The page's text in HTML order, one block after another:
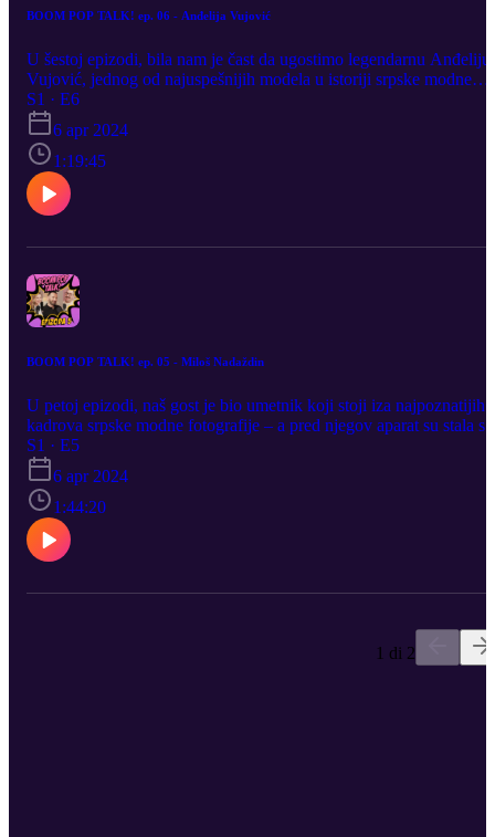
BOOM POP TALK! ep. 06 - Anđelija Vujović
U šestoj epizodi, bila nam je čast da ugostimo legendarnu Anđeliju
Vujović, jednog od najuspešnijih modela u istoriji srpske modne
scene. Ona je “kraljica transformacije”, radivši sa svim značajnim
dizajnerima i fotografima. Anđelija nas je zarazila svojom
pozitivnom energijom, ali nas je i iznenadila mnogim otkrićima
na primer, činjenicom da obožava heavy metal, tompuse i video-
igre! Osim toga, Anđelija nam je otkrila svoju životnu filozofiju,
kako je manekenstvo izgledalo nekad, a kako danas, ali i kako se
nosi sa svime što savremeno doba donosi.
S1 · E6
6 apr 2024
1:19:45
BOOM POP TALK! ep. 05 - Miloš Nadaždin
U petoj epizodi, naš gost je bio umetnik koji stoji iza najpoznatijih
kadrova srpske modne fotografije – a pred njegov aparat su stala
najveća imena domaće javne scene. Uživali smo u razgovoru sa
Milošem Nadaždinom, fotografom, videografom i art direktorom sa
zavidnom karijerom. Miloš se osvrnuo na svoj jedinstveni karijerni
put i sve ono što je pritom naučio – otkrio nam je kako je razvio
prepoznatljiv stil fotografije, kako izgleda saradnja sa najvećim
regionalnim zvezdama, a kako saradnja sa holivudskim glumcima,
kao i šta misli o svetu koji se ubrzano menja.
S1 · E5
6 apr 2024
1:44:20
1 di 2